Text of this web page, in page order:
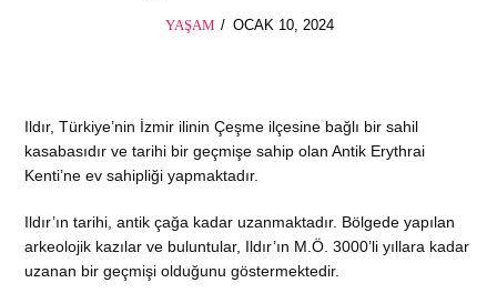
YAŞAM
POSTED
OCAK 10, 2024
Ildır, Türkiye’nin İzmir ilinin Çeşme ilçesine bağlı bir sahil
kasabasıdır ve tarihi bir geçmişe sahip olan Antik Erythrai
Kenti’ne ev sahipliği yapmaktadır.
Ildır’ın tarihi, antik çağa kadar uzanmaktadır. Bölgede yapılan
arkeolojik kazılar ve buluntular, Ildır’ın M.Ö. 3000’li yıllara kadar
uzanan bir geçmişi olduğunu göstermektedir.